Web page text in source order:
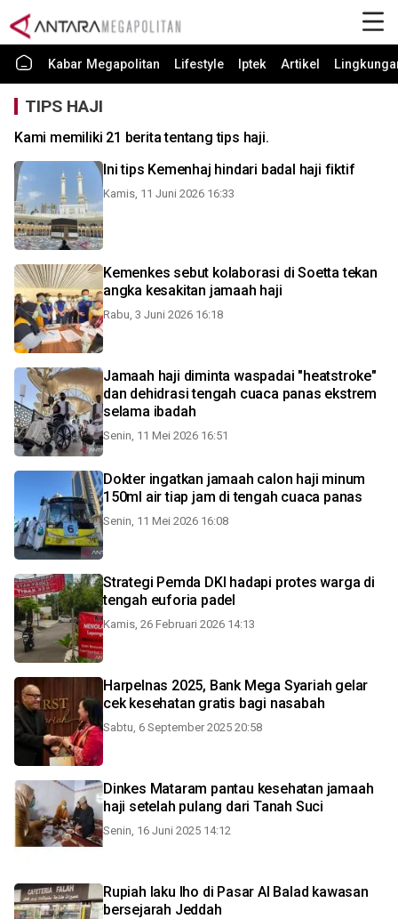
Kabar Megapolitan Lifestyle Iptek Artikel
TIPS HAJI
Kami memiliki 21 berita tentang tips haji.
Ini tips Kemenhaj hindari badal haji fiktif
Kamis, 11 Juni 2026 16:33
Kemenkes sebut kolaborasi di Soetta tekan
angka kesakitan jamaah haji
Rabu, 3 Juni 2026 16:18
Jamaah haji diminta waspadai "heatstroke"
dan dehidrasi tengah cuaca panas ekstrem
selama ibadah
Senin, 11 Mei 2026 16:51
Dokter ingatkan jamaah calon haji minum
150ml air tiap jam di tengah cuaca panas
Senin, 11 Mei 2026 16:08
Strategi Pemda DKI hadapi protes warga di
tengah euforia padel
Kamis, 26 Februari 2026 14:13
Harpelnas 2025, Bank Mega Syariah gelar
cek kesehatan gratis bagi nasabah
Sabtu, 6 September 2025 20:58
Dinkes Mataram pantau kesehatan jamaah
haji setelah pulang dari Tanah Suci
Senin, 16 Juni 2025 14:12
Rupiah laku lho di Pasar Al Balad kawasan
bersejarah Jeddah